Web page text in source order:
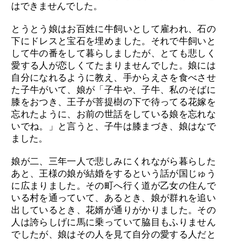
はできませんでした。
とうとう娘はお百姓に牛飼いとして雇われ、石の
下にドレスと宝石を埋めました。それで牛飼いと
して牛の番をして暮らしましたが、とても悲しく
愛する人が恋しくてたまりませんでした。娘には
自分になれるように教え、手からえさを食べさせ
た子牛がいて、娘が「子牛や、子牛、私のそばに
膝をおつき、王子が菩提樹の下で待ってる花嫁を
忘れたように、お前の世話をしている娘を忘れな
いでね。」と言うと、子牛は膝まづき、娘はなで
ました。
娘が二、三年一人で悲しみにくれながら暮らした
あと、王様の娘が結婚をするという話が国じゅう
に広まりました。その町へ行く道が乙女の住んで
いる村を通っていて、あるとき、娘が群れを追い
出しているとき、花婿が通りがかりました。その
人は誇らしげに馬に乗っていて脇目もふりません
でしたが、娘はその人を見て自分の愛する人だと